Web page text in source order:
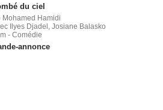
du ciel
Mohamed Hamidi
Ilyes Djadel, Josiane Balasko
- Comédie
annonce